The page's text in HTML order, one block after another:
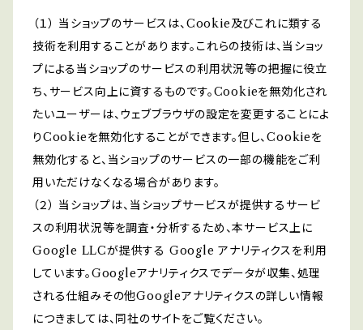
（１） 当ショップのサービスは、Cookie及びこれに類する
技術を利用することがあります。これらの技術は、当ショッ
プによる当ショップのサービスの利用状況等の把握に役立
ち、サービス向上に資するものです。Cookieを無効化され
たいユーザーは、ウェブブラウザの設定を変更することによ
りCookieを無効化することができます。但し、Cookieを
無効化すると、当ショップのサービスの一部の機能をご利
用いただけなくなる場合があります。
（２） 当ショップは、当ショップサービスが提供するサービ
スの利用状況等を調査・分析するため、本サービス上に
Google LLCが提供する Google アナリティクスを利用
しています。Googleアナリティクスでデータが収集、処理
される仕組みその他Googleアナリティクスの詳しい情報
につきましては、同社のサイトをご覧ください。